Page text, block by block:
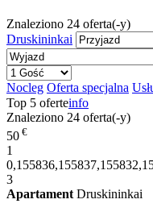
Znaleziono 24 oferta(-y)
Druskininkai
Nocleg Oferta specjalna
Top 5 oferteinfo
Znaleziono 24 oferta(-y)
50 €
1
3
Apartament Druskininkai